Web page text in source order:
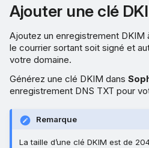
Ajouter une clé
Ajoutez un enregistrement DKIM
le courrier sortant soit signé et
votre domaine.
Générez une clé DKIM dans
enregistrement DNS TXT pour
Remarque
La taille d’une clé DKIM est de